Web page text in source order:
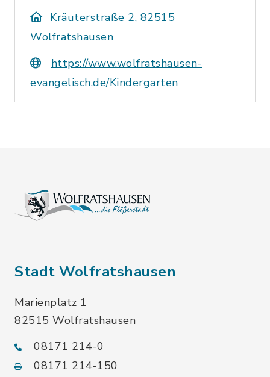
Kräuterstraße 2, 82515
Wolfratshausen
https://www.wolfratshausen-
evangelisch.de/Kindergarten
Stadt Wolfratshausen
Marienplatz 1
82515 Wolfratshausen
08171 214-0
08171 214-150